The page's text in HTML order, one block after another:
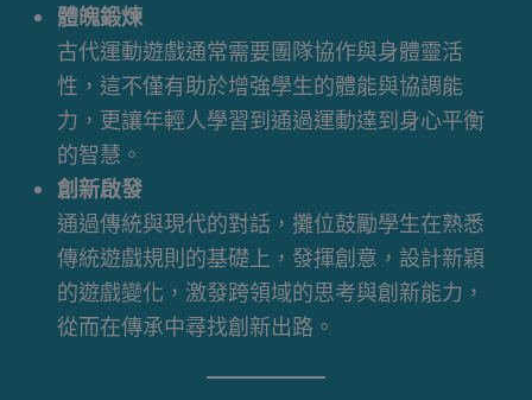
體魄鍛煉
古代運動遊戲通常需要團隊協作與身體靈活
性，這不僅有助於增強學生的體能與協調能
力，更讓年輕人學習到通過運動達到身心平衡
的智慧。
創新啟發
通過傳統與現代的對話，攤位鼓勵學生在熟悉
傳統遊戲規則的基礎上，發揮創意，設計新穎
的遊戲變化，激發跨領域的思考與創新能力，
從而在傳承中尋找創新出路。